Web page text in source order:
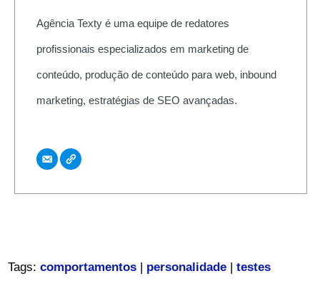
Agência Texty é uma equipe de redatores
profissionais especializados em marketing de
conteúdo, produção de conteúdo para web, inbound
marketing, estratégias de SEO avançadas.
Tags: comportamentos| personalidade| testes